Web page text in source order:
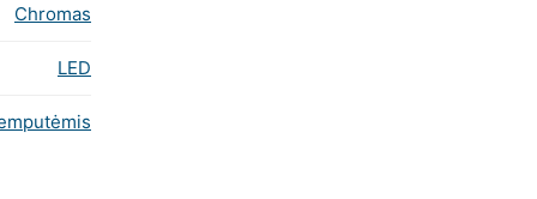
Chromas
LED